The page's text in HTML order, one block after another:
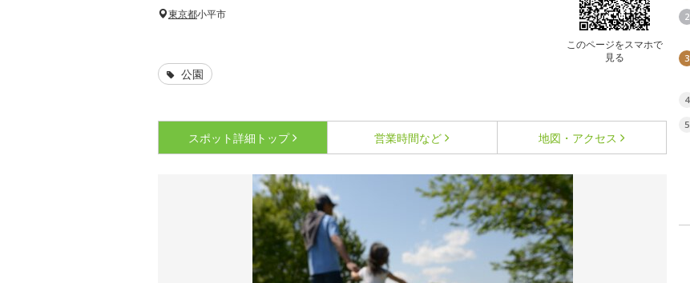
このページをスマホで
見る
東京都小平市
公園
スポット詳細 トップ 営業時間など 地図・アクセス
2
3
4
5